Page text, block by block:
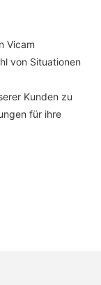
Vicam
von Situationen
Kunden zu
für ihre